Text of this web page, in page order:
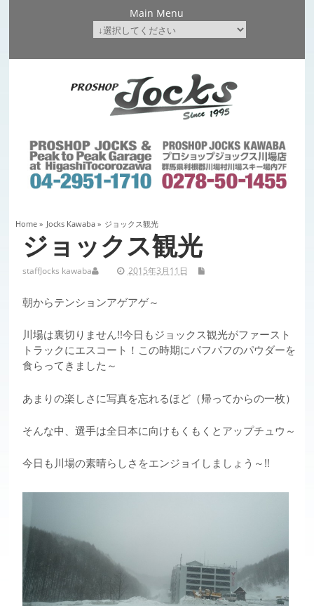
Main Menu
Home» Jocks Kawaba » ジョックス観光
ジョックス観光
staff 2015年3月11日
Jocks kawaba
朝からテンションアゲアゲ～
川場は裏切りません!!今日もジョックス観光がファースト
トラックにエスコート！この時期にパフパフのパウダーを
食らってきました～
あまりの楽しさに写真を忘れるほど（帰ってからの一枚）
そんな中、選手は全日本に向けもくもくとアップチュウ～
今日も川場の素晴らしさをエンジョイしましょう～!!